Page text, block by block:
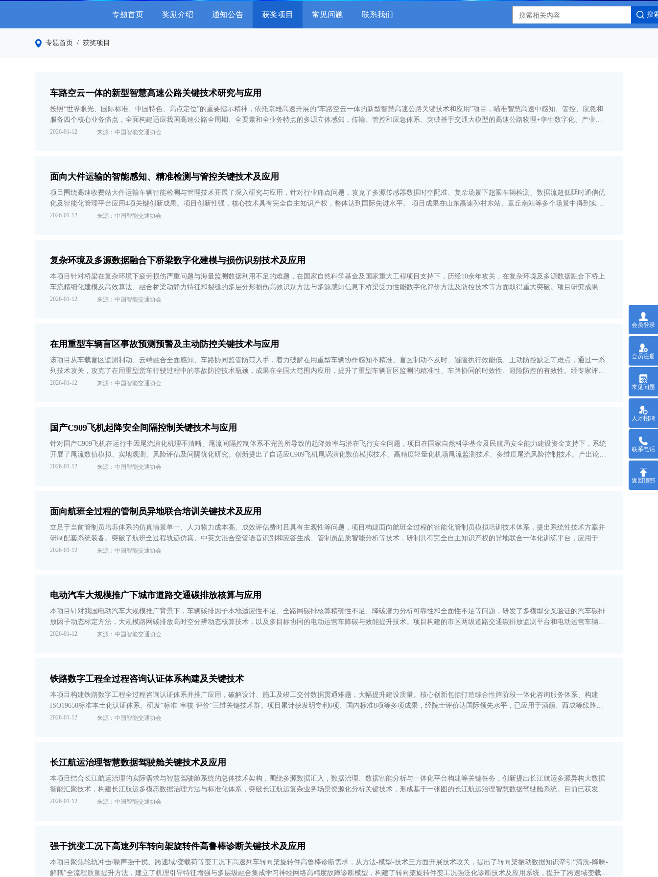
专题首页 奖励介绍 通知公告 获奖项目 常见问题 联系我们 搜
专题首页 / 获奖项目
车路空云一体的新型智慧高速公路关键技术研究与应用
按照“世界眼光、国际标准、中国特色、高点定位”的重要指示精神，依托京雄高速开展的“车路空云一体的新型智慧高速公路关键技术和应用”项目，瞄准智慧高速中感知、管控、应急和
服务四个核心业务痛点，全面构建适应我国高速公路全周期、全要素和全业务特点的多源立体感知，传输、管控和应急体系、突破基于交通大模型的高速公路物理+孪生数字化、产业化
应用场景、服务自动驾驶试点运营、大幅提升应急处置效率和公众出行信息服务质
2026-01-12 来源：中国智能交通协会
面向大件运输的智能感知、精准检测与管控关键技术及应用
项目围绕高速收费站大件运输车辆智能检测与管理技术开展了深入研究与应用，针对行业痛点问题，攻克了多源传感器数据时空配准、复杂场景下超限车辆检测、数据流超低延时通信优
化及智能化管理平台应用4项关键创新成果。项目创新性强，核心技术具有完全自主知识产权，整体达到国际先进水平。 项目成果在山东高速孙村东站、章丘南站等多个场景中得到实际
应用，通过智能检测系统替代人工核查，显著提升了检测效率与准确率。项目的智能
2026-01-12 来源：中国智能交通协会
复杂环境及多源数据融合下桥梁数字化建模与损伤识别技术及应用
本项目针对桥梁在复杂环境下疲劳损伤严重问题与海量监测数据利用不足的难题，在国家自然科学基金及国家重大工程项目支持下，历经10余年攻关，在复杂环境及多源数据融合下桥上
车流精细化建模及高效算法、融合桥梁动静力特征和裂缝的多层分形损伤高效识别方法与多源感知信息下桥梁受力性能数字化评价方法及防控技术等方面取得重大突破。项目研究成果成
功应用于湖北嘉鱼长江大桥等重点工程，新增销售额8.10亿元、新增利润额3.
2026-01-12 来源：中国智能交通协会
在用重型车辆盲区事故预测预警及主动防控关键技术与应用
该项目从车载盲区监测制动、云端融合全面感知、车路协同监管防范入手，着力破解在用重型车辆协作感知不精准、盲区制动不及时、避险执行效能低、主动防控缺乏等难点，通过一系
列技术攻关，攻克了在用重型货车行驶过程中的事故防控技术瓶颈，成果在全国大范围内应用，提升了重型车辆盲区监测的精准性、车路协同的时效性、避险防控的有效性。经专家评
价，项目成果整体达到国际先进水平，其中雷视融合的车辆盲区智能制动技术达到国际领
2026-01-12 来源：中国智能交通协会
国产C909飞机起降安全间隔控制关键技术与应用
针对国产C909飞机在运行中因尾流演化机理不清晰、尾流间隔控制体系不完善所导致的起降效率与潜在飞行安全问题，项目在国家自然科学基金及民航局安全能力建设资金支持下，系统
开展了尾流数值模拟、实地观测、风险评估及间隔优化研究。创新提出了自适应C909飞机尾涡演化数值模拟技术、高精度轻量化机场尾流监测技术、多维度尾流风险控制技术。产出论文
专利60余项、装备1项，并在多个空管局及机场应用，经济效益超2亿元。
2026-01-12 来源：中国智能交通协会
面向航班全过程的管制员异地联合培训关键技术及应用
立足于当前管制员培养体系的仿真情景单一、人力物力成本高、成效评估费时且具有主观性等问题，项目构建面向航班全过程的智能化管制员模拟培训技术体系，提出系统性技术方案并
研制配套系统装备。突破了航班全过程轨迹仿真、中英文混合空管语音识别和应答生成、管制员品质智能分析等技术，研制具有完全自主知识产权的异地联合一体化训练平台，应用于民
航西南空管局等军民航单位，实现了成都“三地互联”异地模拟训练，打破了管制员培
2026-01-12 来源：中国智能交通协会
电动汽车大规模推广下城市道路交通碳排放核算与应用
本项目针对我国电动汽车大规模推广背景下，车辆碳排因子本地适应性不足、全路网碳排核算精确性不足、降碳潜力分析可靠性和全面性不足等问题，研发了多模型交叉验证的汽车碳排
放因子动态标定方法，大规模路网碳排放高时空分辨动态核算技术，以及多目标协同的电动运营车降碳与效能提升技术。项目构建的市区两级道路交通碳排放监测平台和电动运营车辆碳
排放管理智能化应用示范平台，在全国十余座城市得到应用，为政府和企业的交通碳管
2026-01-12 来源：中国智能交通协会
铁路数字工程全过程咨询认证体系构建及关键技术
本项目构建铁路数字工程全过程咨询认证体系并推广应用，破解设计、施工及竣工交付数据贯通难题，大幅提升建设质量。核心创新包括打造综合性跨阶段一体化咨询服务体系、构建
ISO19650标准本土化认证体系、研发“标准-审核-评价”三维关键技术群。项目累计获发明专利6项、国内标准8项等多项成果，经院士评价达国际领先水平，已应用于酒额、西成等线路，
雄忻高铁等项目正引入。成果被纳入数字铁路规划，技术原创性强、辐射
2026-01-12 来源：中国智能交通协会
长江航运治理智慧数据驾驶舱关键技术及应用
本项目结合长江航运治理的实际需求与智慧驾驶舱系统的总体技术架构，围绕多源数据汇入，数据治理、数据智能分析与一体化平台构建等关键任务，创新提出长江航运多源异构大数据
智能汇聚技术，构建长江航运多模态数据治理方法与标准化体系，突破长江航运复杂业务场景资源化分析关键技术，形成基于一张图的长江航运治理智慧数据驾驶舱系统。目前已获发明
专利18项，发表高水平论文28篇。项目成果已实际应用于长航局、长江海事局等8
2026-01-12 来源：中国智能交通协会
强干扰变工况下高速列车转向架旋转件高鲁棒诊断关键技术及应用
本项目聚焦轮轨冲击/噪声强干扰、跨速域/变载荷等变工况下高速列车转向架旋转件高鲁棒诊断需求，从方法-模型-技术三方面开展技术攻关，提出了转向架振动数据知识牵引“清洗-降噪-
解耦”全流程质量提升方法，建立了机理引导特征增强与多层级融合集成学习神经网络高精度故障诊断模型，构建了转向架旋转件变工况强泛化诊断技术及应用系统，提升了跨速域变载荷
会员登录
会员注册
常见问题
人才招聘
联系电话
返回顶部